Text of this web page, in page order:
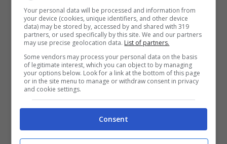
La bellissima influencer pare proprio non
sentire il freddo dell’inverno che sta
arrivando. Mentre tutti siamo pronti a tirare
fuori il piumone e i maglioni,Chiara Nasti,
Your personal data will be processed and information from
your device (cookies, unique identifiers, and other device
data) may be stored by, accessed by and shared with 319
partners, or used specifically by this site. We and our partners
may use precise geolocation data. List of partners.
Some vendors may process your personal data on the basis
of legitimate interest, which you can object to by managing
your options below. Look for a link at the bottom of this page
or in the site menu to manage or withdraw consent in privacy
and cookie settings.
Consent